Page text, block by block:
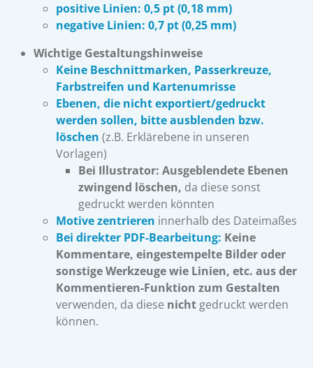
positive Linien: 0,5 pt (0,18 mm)
negative Linien: 0,7 pt (0,25 mm)
Wichtige Gestaltungshinweise
Keine Beschnittmarken, Passerkreuze,
Farbstreifen und Kartenumrisse
Ebenen, die nicht exportiert/gedruckt
werden sollen, bitteausblenden bzw.
löschen (z.B. Erklärebene in unseren
Vorlagen)
Bei Illustrator: Ausgeblendete Ebenen
zwingend löschen, da diese sonst
gedruckt werden könnten
Motive zentrieren innerhalb des Dateimaßes
Bei direkter PDF-Bearbeitung: Keine
Kommentare, eingestempelte Bilder oder
sonstige Werkzeuge wie Linien, etc. aus der
Kommentieren-Funktion zum Gestalten
verwenden, da diese nicht gedruckt werden
können.